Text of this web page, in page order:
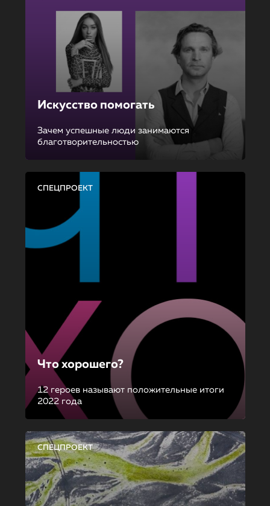
Искусство помогать
Зачем успешные люди занимаются
благотворительностью
СПЕЦПРОЕКТ
Что хорошего?
12 героев называют положительные итоги
2022 года
СПЕЦПРОЕКТ